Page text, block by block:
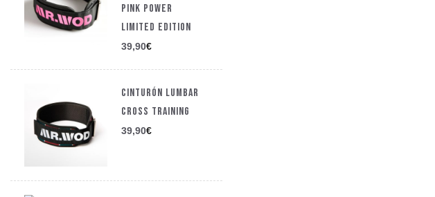
PINK POWER
LIMITED EDITION
39,90€
CINTURÓN LUMBAR
CROSS TRAINING
39,90€